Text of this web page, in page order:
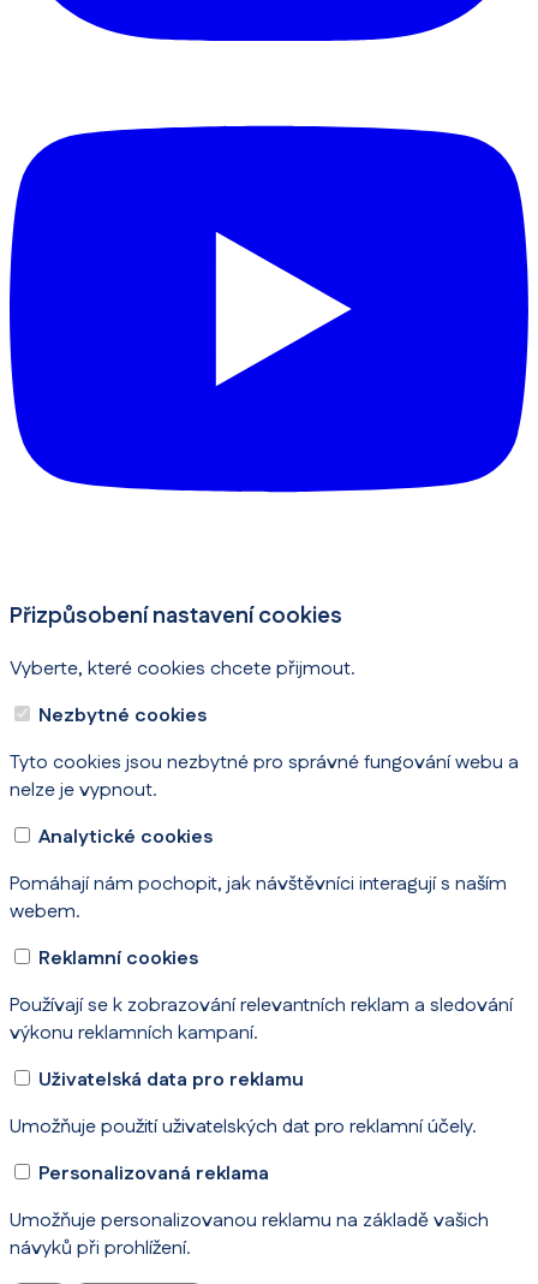
Přizpůsobení nastavení cookies
Vyberte, které cookies chcete přijmout.
Nezbytné cookies
Tyto cookies jsou nezbytné pro správné fungování webu a
nelze je vypnout.
Analytické cookies
Pomáhají nám pochopit, jak návštěvníci interagují s naším
webem.
Reklamní cookies
Používají se k zobrazování relevantních reklam a sledování
výkonu reklamních kampaní.
Uživatelská data pro reklamu
Umožňuje použití uživatelských dat pro reklamní účely.
Personalizovaná reklama
Umožňuje personalizovanou reklamu na základě vašich
návyků při prohlížení.